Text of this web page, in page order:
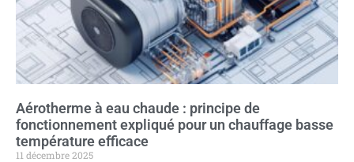
Aérotherme à eau chaude : principe de
fonctionnement expliqué pour un chauffage basse
température efficace
11 décembre 2025